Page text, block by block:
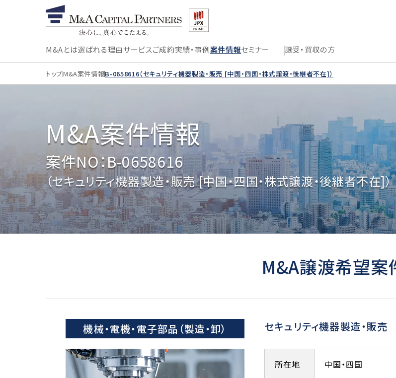
M&Aとは選ばれる理由サービスご成約実績・事例案件情報セミナー 譲受・買収の方
トップM&A案件情報B-0658616（セキュリティ機器製造・販売 [中国・四国・株式譲渡・後継者不在]）
M&A案件情報
案件NO：B-0658616
（セキュリティ機器製造・販売 [中国・四国・株式譲渡・後継者不在]）
M&A譲渡希望案
機械・電機・電子部品（製造・卸） セキュリティ機器製造・販売
所在地 中国・四国